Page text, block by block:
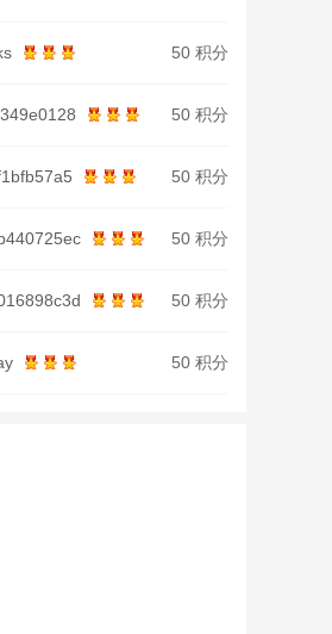
50 积分
50 积分
50 积分
50 积分
50 积分
50 积分